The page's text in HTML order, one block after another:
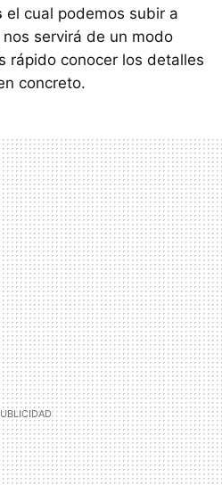
el cual podemos subir a
servirá de un modo
rápido conocer los detalles
concreto.